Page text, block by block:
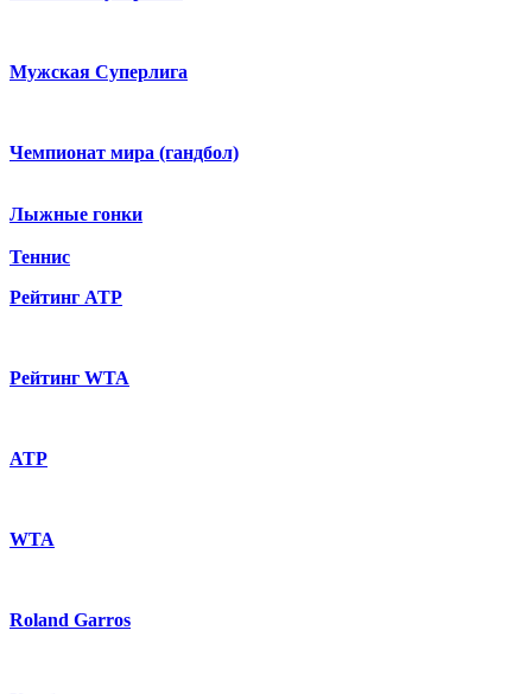
Мужская Суперлига
Чемпионат мира (гандбол)
Лыжные гонки
Теннис
Рейтинг ATP
Рейтинг WTA
ATP
WTA
Roland Garros